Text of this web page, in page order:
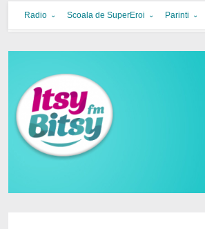
Itsy Bitsy
bucurie in familie
Radio Scoala de SuperEroi Parinti